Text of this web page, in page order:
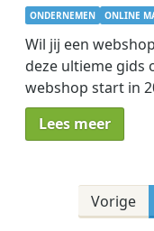
ONDERNEMEN ONLINE
Wil jij een
deze ultieme gids
webshop start in
Lees meer
Berichten
Vorige